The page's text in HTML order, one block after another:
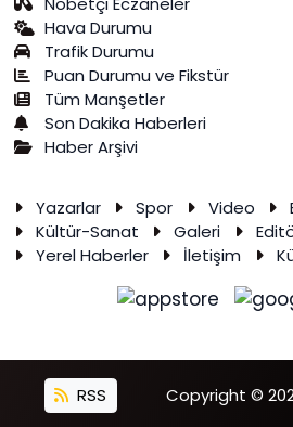
Hava Durumu
Trafik Durumu
Puan Durumu ve Fikstür
Tüm Manşetler
Son Dakika Haberleri
Haber Arşivi
Yazarlar Spor Video
Kültür-Sanat
Galeri
Yerel Haberler
İletişim
RSS Copyright ©